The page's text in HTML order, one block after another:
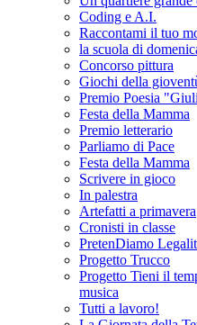
Coding e A.I.
Raccontami il tuo
la scuola di
Concorso pittura
Giochi della
Premio Poesia
Festa della Mamma
Premio letterario
Parliamo di Pace
Festa della Mamma
Scrivere in gioco
In palestra
Artefatti a primavera
Cronisti in classe
PretenDiamo
Progetto Trucco
Progetto Tieni il
musica
Tutti a lavoro!